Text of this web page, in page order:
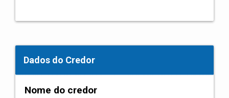
Dados do Credor
Nome do credor